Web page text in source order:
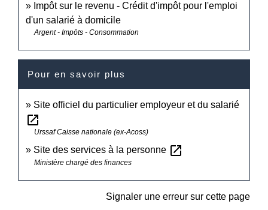
Impôt sur le revenu - Crédit d'impôt pour l'emploi
d'un salarié à domicile
Argent - Impôts - Consommation
Pour en savoir plus
Site officiel du particulier employeur et du salarié
open_in_new
Urssaf Caisse nationale (ex-Acoss)
Site des services à la personne open_in_new
Ministère chargé des finances
Signaler une erreur sur cette page